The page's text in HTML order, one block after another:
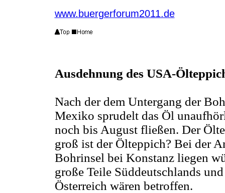
www.buergerforum2011.de
Ausdehnung des USA-
Nach der dem Untergang der
Mexiko sprudelt das Öl
noch bis August fließen. Der
groß ist der Ölteppich? Bei der
Bohrinsel bei Konstanz liegen
große Teile Süddeutschlands
Österreich wären betroffen.